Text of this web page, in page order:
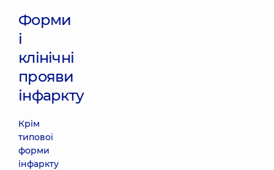
Форми
і
клінічні
прояви
інфаркту
Крім
типової
форми
інфаркту